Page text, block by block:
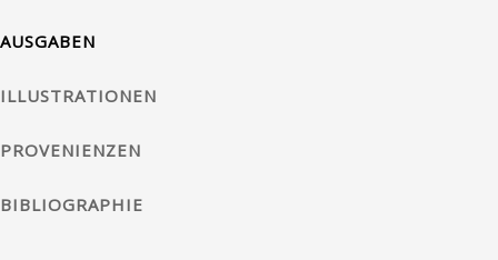
AUSGABEN
ILLUSTRATIONEN
PROVENIENZEN
BIBLIOGRAPHIE